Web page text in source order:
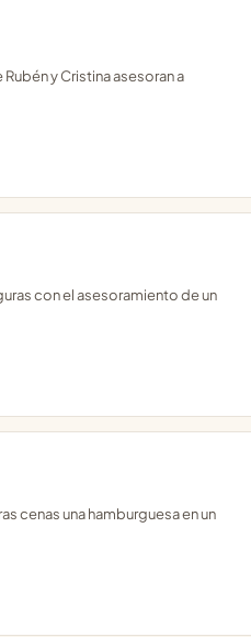
y Cristina asesoran a
con el asesoramiento de un
cenas una hamburguesa en un